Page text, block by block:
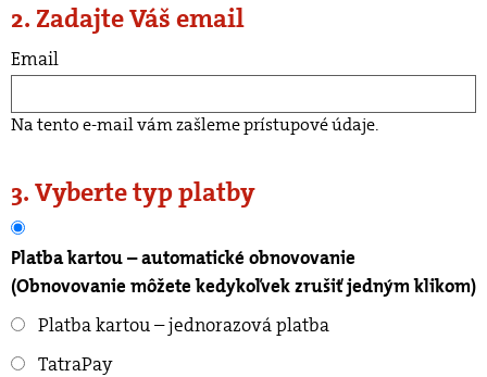
2. Zadajte Váš email
Email
Na tento e-mail vám zašleme prístupové údaje.
3. Vyberte typ platby
Platba kartou – automatické obnovovanie
(Obnovovanie môžete kedykoľvek zrušiť jedným klikom)
Platba kartou – jednorazová platba
TatraPay